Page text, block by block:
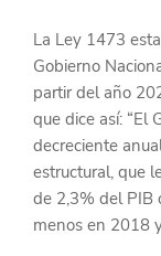
La Ley 1473
Gobierno
partir del año
que dice así: “El
decreciente
estructural, que
de 2,3% del PIB
menos en 2018